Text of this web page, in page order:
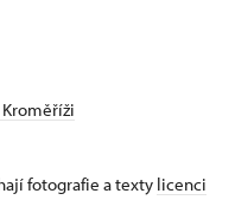
fotografie a texty licenci